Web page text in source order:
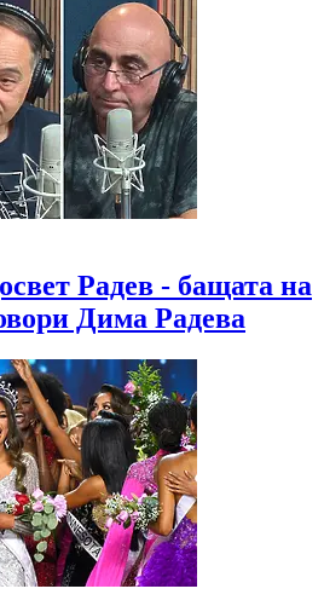
Радев - бащата на
Дима Радева